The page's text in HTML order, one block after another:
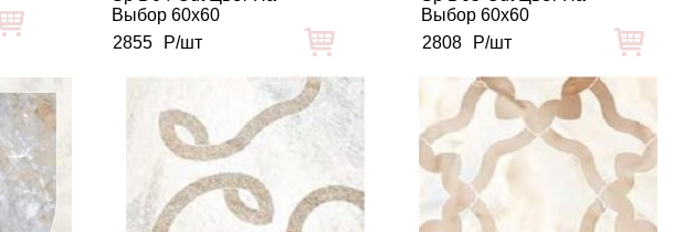
Выбор 60x60
2855
Р/шт
Выбор 60x60
2808
Р/шт